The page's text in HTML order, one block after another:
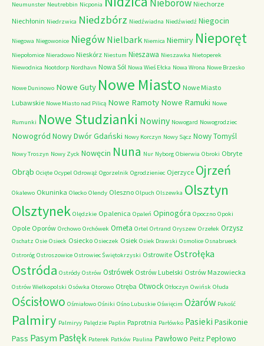
Neumunster Neutrebbin Nicponia Nieborów Niechorze
Niechłonin Niedrzwica Niedzbórz Niedźwiadna Niedźwiedź Niegocin
Niegowa Niegowonice Niegów Nielbark Niemica Niemiry Nieporęt
Niepołomice Nieradowo Nieskórz Niestum Nieszawa Nieszawka Nietoperek
Niewodnica Nootdorp Nordhavn Nowa Sól Nowa Wieś Ełcka Nowa Wrona Nowe Brzesko
Nowe Duninowo Nowe Guty Nowe Miasto Nowe Miasto
Lubawskie Nowe Miasto nad Pilicą Nowe Ramoty Nowe Ramuki Nowe
Rumunki Nowe Studzianki Nowiny Nowogard Nowogrodziec
Nowogród Nowy Dwór Gdański Nowy Korczyn Nowy Sącz Nowy Tomyśl
Nowy Troszyn Nowy Zyck Nowęcin Nuna Nur Nyborg Obierwia Obroki Obryte
Obrąb Ocięte Ocypel Odrowąż Ogorzelnik Ogrodzieniec Ojerzyce Ojrzeń
Okalewo Okuninka Olecko Olendy Oleszno Olpuch Olszewka Olsztyn
Olsztynek Olędzkie Opalenica Opaleń Opinogóra Opoczno Opoki
Opole Oporów Orchowo Orchówek Orneta Ortel Ortrand Oryszew Orzełek Orzysz
Oschatz Osie Osieck Osiecko Osieczek Osiek Osiek Drawski Osmolice Osnabrueck
Ostroróg Ostroszowice Ostrowiec Świętokrzyski Ostrowite Ostrołęka
Ostróda Ostródy Ostrów Ostrówek Ostrów Lubelski Ostrów Mazowiecka
Ostrów Wielkopolski Osówka Otorowo Otręba Otwock Otłoczyn Owińsk Ołuda
Ościsłowo Ośmiałowo Ośniki Ośno Lubuskie Oświęcim Ożarów Pakość
Palmiry Palmiryy Palędzie Paplin Paprotnia Parłówko Pasieki Pasikonie
Pass PasymPasłęk Paterek Patków Paulina Pawłowo Peitz Pepłowo